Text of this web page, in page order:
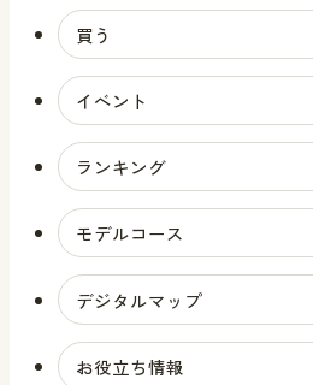
買う
イベント
ランキング
モデルコース
デジタルマップ
お役立ち情報